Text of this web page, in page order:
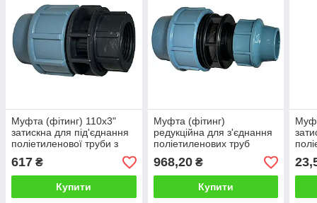
Муфта (фітинг) 110х3"
затискна для під'єднання
поліетиленової труби з
617 ₴
Купити
Муфта (фітинг)
редукційна для з'єднання
поліетиленових труб
968,20₴
Купити